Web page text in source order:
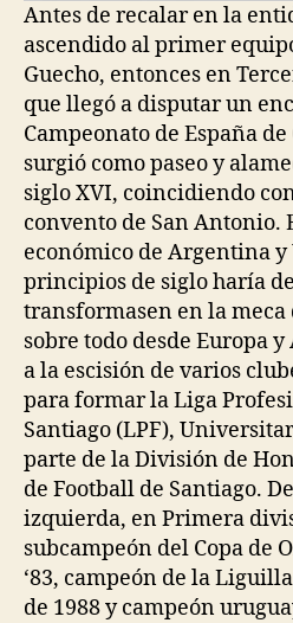
Antes de recalar en la
ascendido al primer
Guecho, entonces en
que llegó a disputar un
Campeonato de España
surgió como paseo y
siglo XVI, coincidiendo
convento de San Antonio.
económico de Argentina y
principios de siglo haría
transformasen en la
sobre todo desde Europa
a la escisión de varios
para formar la Liga
Santiago (LPF),
parte de la División de
de Football de Santiago.
izquierda, en Primera
subcampeón del Copa de
‘83, campeón de la
de 1988 y campeón